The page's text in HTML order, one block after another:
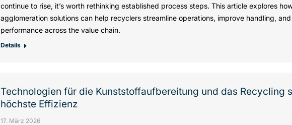
continue to rise, it’s worth rethinking established process steps. This article explores
agglomeration solutions can help recyclers streamline operations, improve handling,
performance across the value chain.
Details
Technologien für die Kunststoffaufbereitung und das Recycling
höchste Effizienz
17. März 2026